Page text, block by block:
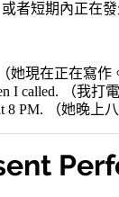
者短期內正在發
她現在正在寫作
I called. （我打
8 PM. （她晚上